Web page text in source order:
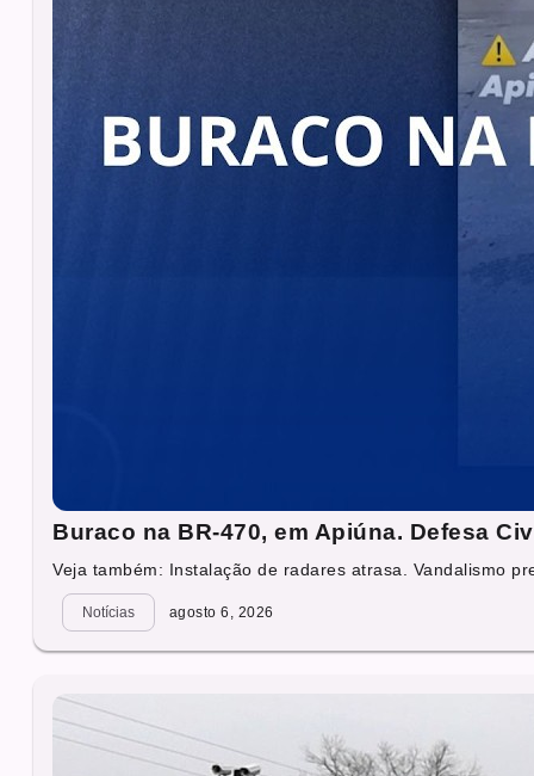
Buraco na BR-470, em Apiúna. Defesa
Veja também: Instalação de radares atrasa. Vandalismo
Notícias agosto 6, 2026